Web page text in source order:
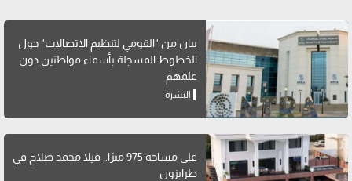
بيان من "القومي لتنظيم الاتصالات" حول
الخطوط المسجلة بأسماء مواطنين دون
علمهم
النشرة
على مساحة 975 مترًا.. فيلا محمد صلاح في
طرابزون